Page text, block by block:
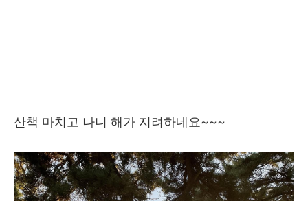
산책 마치고 나니 해가 지려하네요~~~